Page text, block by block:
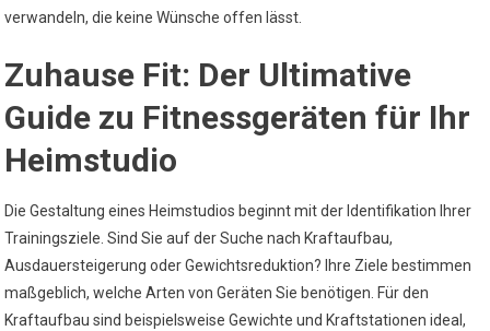
verwandeln, die keine Wünsche offen lässt.
Zuhause Fit: Der Ultimative
Guide zu Fitnessgeräten für Ihr
Heimstudio
Die Gestaltung eines Heimstudios beginnt mit der Identifikation Ihrer
Trainingsziele. Sind Sie auf der Suche nach Kraftaufbau,
Ausdauersteigerung oder Gewichtsreduktion? Ihre Ziele bestimmen
maßgeblich, welche Arten von Geräten Sie benötigen. Für den
Kraftaufbau sind beispielsweise Gewichte und Kraftstationen ideal,